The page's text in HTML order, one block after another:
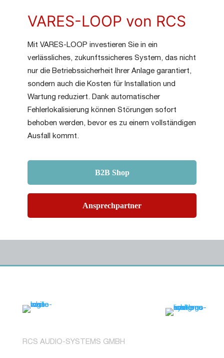
VARES-LOOP von RCS
Mit VARES-LOOP investieren Sie in ein
verlässliches, zukunftssicheres System, das nicht
nur die Betriebssicherheit Ihrer Anlage garantiert,
sondern auch die Kosten für Installation und
Wartung reduziert. Dank automatischer
Fehlerlokalisierung können Störungen sofort
behoben werden, bevor es zu einem vollständigen
Ausfall kommt.
B2B Shop
Ansprechpartner
RCS AUDIO-SYSTEMS GMBH